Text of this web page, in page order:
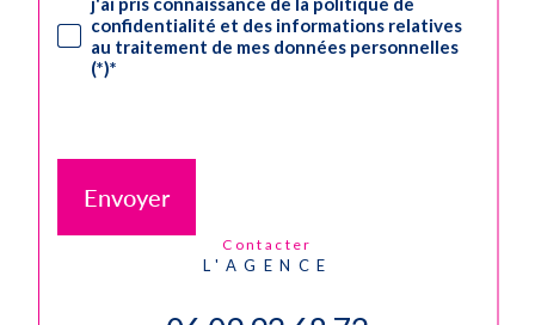
confidentialité et des informations relatives
au traitement de mes données personnelles
(*)*
Envoyer
contacter
L'AGENCE